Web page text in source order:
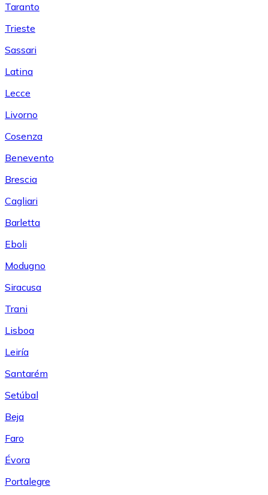
Taranto
Trieste
Sassari
Latina
Lecce
Livorno
Cosenza
Benevento
Brescia
Cagliari
Barletta
Eboli
Modugno
Siracusa
Trani
Lisboa
Leiría
Santarém
Setúbal
Beja
Faro
Évora
Portalegre